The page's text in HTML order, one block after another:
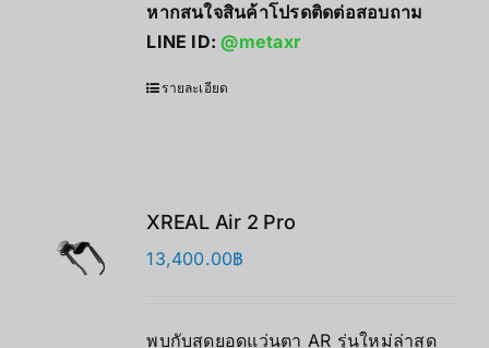
หากสนใจสินค้าโปรดติดต่อสอบถาม
LINE ID:@metaxr
รายละเอียด
XREAL Air 2 Pro
13,400.00฿
พบกับสุดยอดแว่นตา AR รุ่นใหม่ล่าสุด